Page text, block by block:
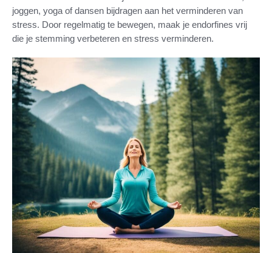
joggen, yoga of dansen bijdragen aan het verminderen van
stress. Door regelmatig te bewegen, maak je endorfines vrij
die je stemming verbeteren en stress verminderen.